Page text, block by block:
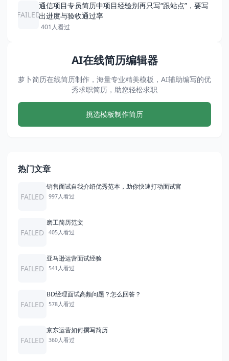
FAILED
通信项目专员简历中项目经验别再只写“跟站点”，要写
出进度与验收通过率
401人看过
AI在线简历编辑器
萝卜简历在线简历制作，海量专业精美模板，AI辅助编写的优
秀求职简历，助您轻松求职
挑选模板制作简历
热门文章
FAILED
销售面试自我介绍优秀范本，助你快速打动面试官
997人看过
FAILED
磨工简历范文
405人看过
FAILED
亚马逊运营面试经验
541人看过
FAILED
BD经理面试高频问题？怎么回答？
578人看过
FAILED
京东运营如何撰写简历
360人看过